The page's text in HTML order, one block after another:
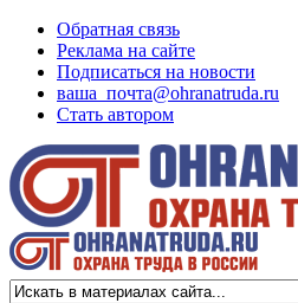
Обратная связь
Реклама на сайте
Подписаться на новости
ваша_почта@ohranatruda.ru
Стать автором